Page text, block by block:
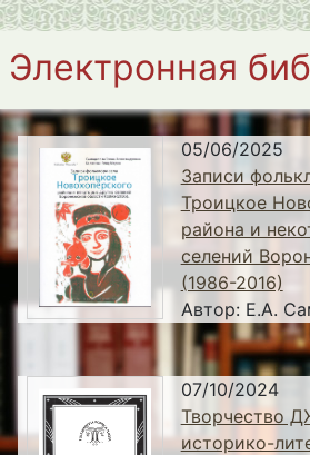
Электронная
05/06/2025
Записи
Троицкое
района и
селений
(1986-2016)
Автор: Е.А.
07/10/2024
Творчество
историко-